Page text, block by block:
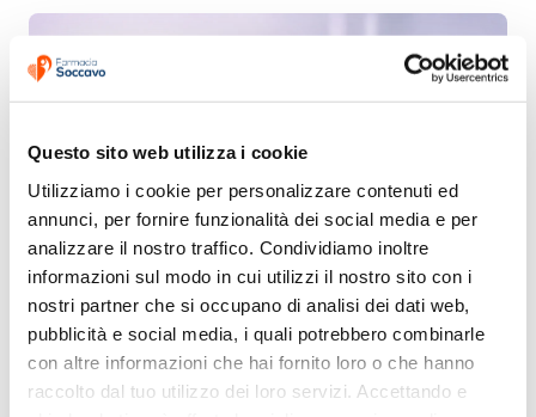
Questo sito web utilizza i cookie
Utilizziamo i cookie per personalizzare contenuti ed
annunci, per fornire funzionalità dei social media e per
analizzare il nostro traffico. Condividiamo inoltre
informazioni sul modo in cui utilizzi il nostro sito con i
nostri partner che si occupano di analisi dei dati web,
pubblicità e social media, i quali potrebbero combinarle
con altre informazioni che hai fornito loro o che hanno
raccolto dal tuo utilizzo dei loro servizi. Accettando e